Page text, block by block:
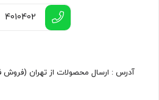
4010402
آدرس : ارسال محصولات از تهران